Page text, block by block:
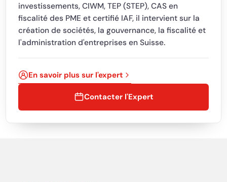
investissements, CIWM, TEP (STEP), CAS en
fiscalité des PME et certifié IAF, il intervient sur la
création de sociétés, la gouvernance, la fiscalité et
l'administration d'entreprises en Suisse.
En savoir plus sur l'expert
Contacter l'Expert